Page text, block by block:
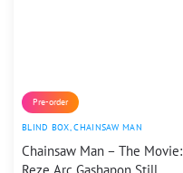
Pre-order
BLIND BOX ,CHAINSAW MAN
Chainsaw Man – The Movie:
Reze Arc Gashapon Still